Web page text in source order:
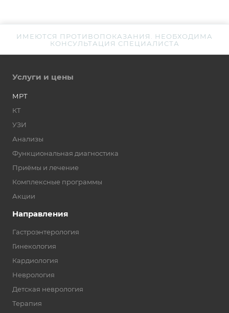
ИМЕЮТСЯ ПРОТИВОПОКАЗАНИЯ. НЕОБХОДИМА
КОНСУЛЬТАЦИЯ СПЕЦИАЛИСТА
Услуги и цены
МРТ
КТ
УЗИ
Анализы
Функциональная диагностика
Приёмы и лечение
Комплексные программы
Акции
Направления
Гастроэнтерология
Гинекология
Кардиология
Неврология
Детская неврология
Терапия